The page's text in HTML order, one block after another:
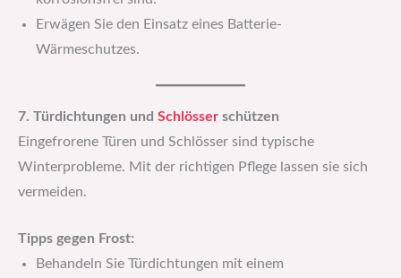
Erwägen Sie den Einsatz eines Batterie-
Wärmeschutzes.
7. Türdichtungen und Schlösser schützen
Eingefrorene Türen und Schlösser sind typische
Winterprobleme. Mit der richtigen Pflege lassen sie sich
vermeiden.
Tipps gegen Frost:
Behandeln Sie Türdichtungen mit einem